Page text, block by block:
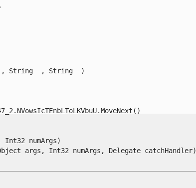
String  , String  )
Int32 numArgs)
args, Int32 numArgs, Delegate catchHandler)